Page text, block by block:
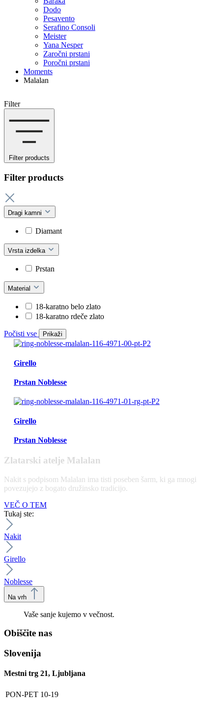
Dodo
Pesavento
Serafino Consoli
Meister
Yana Nesper
Zaročni prstani
Poročni prstani
Moments
Malalan
Filter
Filter products
Filter products
Dragi kamni
Diamant
Vrsta izdelka
Prstan
Material
18-karatno belo zlato
18-karatno rdeče zlato
Počisti vse Prikaži
Girello
Prstan Noblesse
Girello
Prstan Noblesse
Zlatarski atelje Malalan
Nakit s podpisom Malalan ima tisti poseben šarm, ki ga mnogi
povezujejo z bogato družinsko tradicijo.
VEČ O TEM
Tukaj ste:
Nakit
Girello
Noblesse
Na vrh
Vaše sanje kujemo v večnost.
Obiščite nas
Slovenija
Mestni trg 21, Ljubljana
PON-PET 10-19